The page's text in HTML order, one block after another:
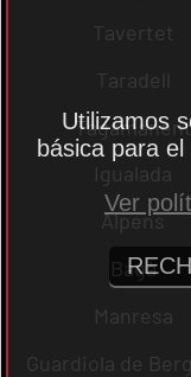
Tavertet
Taradell
Tagamanent
Igualada
Alpens
Bagà
Manresa
Guardiola de
Utilizamos
básica para
Ver